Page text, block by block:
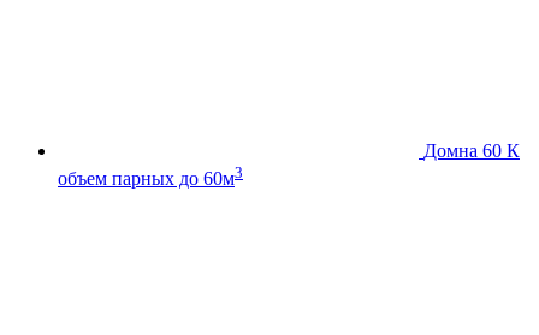
Домна 60 К
объем парных до 60м3